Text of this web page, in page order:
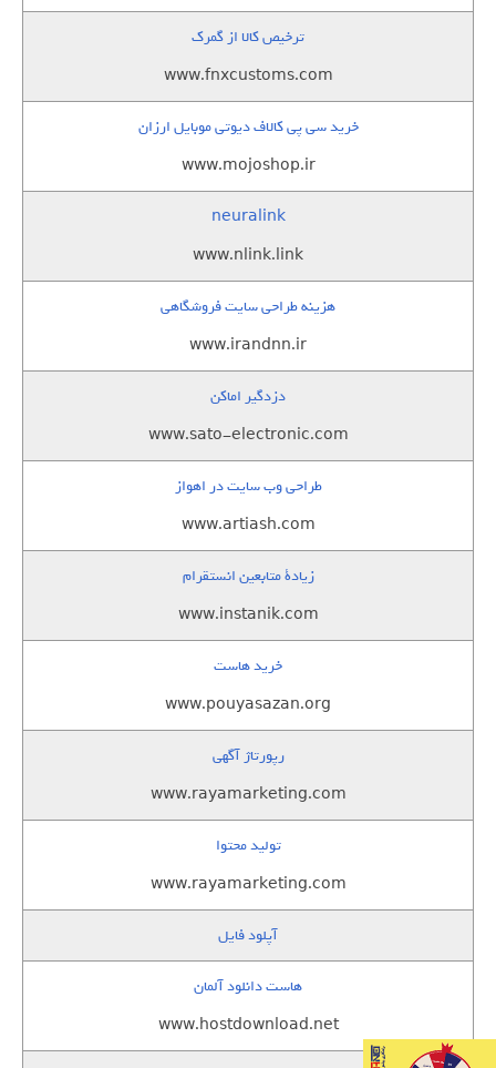
ترخیص کالا از گمرک
www.fnxcustoms.com
خرید سی پی کالاف دیوتی موبایل ارزان
www.mojoshop.ir
neuralink
www.nlink.link
هزینه طراحی سایت فروشگاهی
www.irandnn.ir
دزدگیر اماکن
www.sato-electronic.com
طراحی وب سایت در اهواز
www.artiash.com
زيادة متابعين انستقرام
www.instanik.com
خرید هاست
www.pouyasazan.org
رپورتاژ آگهی
www.rayamarketing.com
تولید محتوا
www.rayamarketing.com
آپلود فایل
هاست دانلود آلمان
www.hostdownload.net